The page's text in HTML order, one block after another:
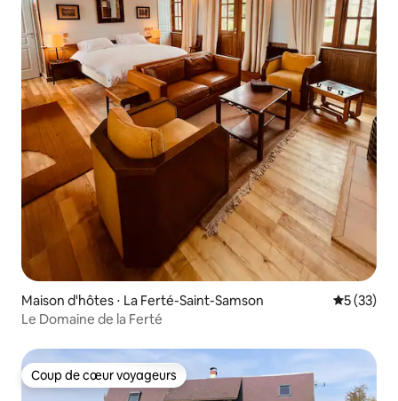
Maison d'hôtes ⋅ La Ferté-Saint-Samson
5 (33)
Le Domaine de la Ferté
Coup de cœur voyageurs
Coup de cœur voyageurs